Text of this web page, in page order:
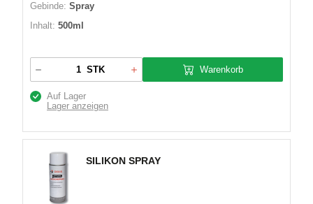
Gebinde: Spray
Inhalt: 500ml
STK Warenkorb
Auf Lager
Lager anzeigen
SILIKON SPRAY